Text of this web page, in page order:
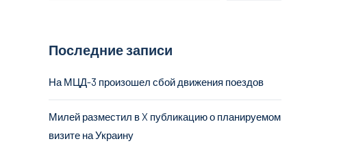
Последние записи
На МЦД-3 произошел сбой движения поездов
Милей разместил в X публикацию о планируемом
визите на Украину